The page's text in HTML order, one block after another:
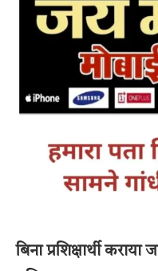
बिना प्रशिक्षार्थी